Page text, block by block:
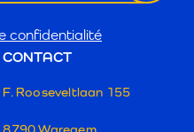
confidentialité
CONTACT
F. Rooseveltlaan 155
8790 Waregem